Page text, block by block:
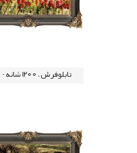
تابلوفرش ، 1200 شانه - 156-2